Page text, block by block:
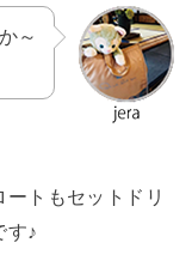
～
トもセットドリ
す♪